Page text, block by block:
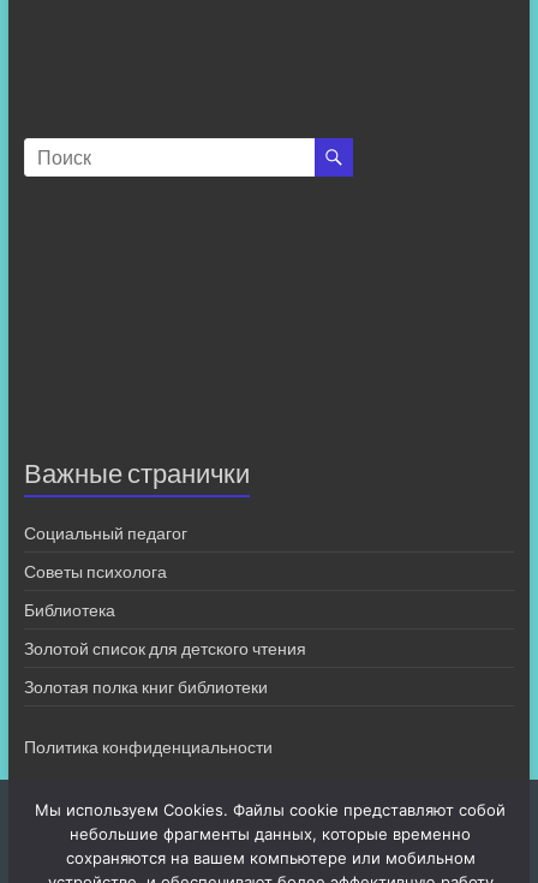
Важные странички
Социальный педагог
Советы психолога
Библиотека
Золотой список для детского чтения
Золотая полка книг библиотеки
Политика конфиденциальности
Мы используем Cookies. Файлы cookie представляют собой
небольшие фрагменты данных, которые временно
сохраняются на вашем компьютере или мобильном